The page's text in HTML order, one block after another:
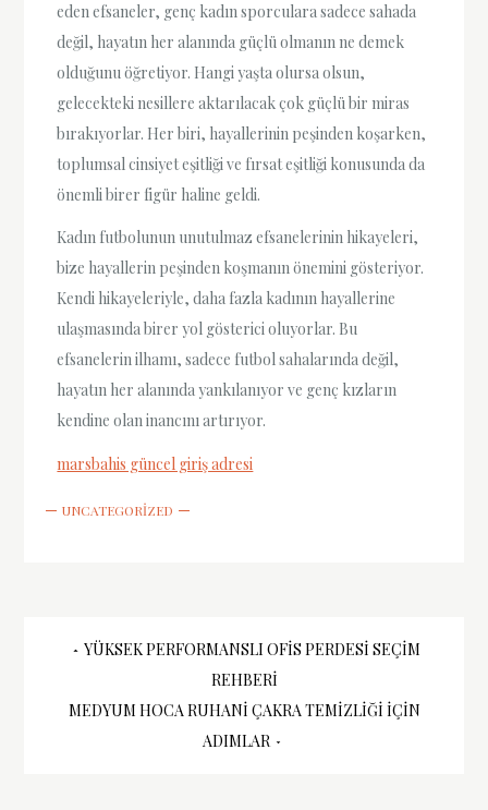
eden efsaneler, genç kadın sporculara sadece sahada
değil, hayatın her alanında güçlü olmanın ne demek
olduğunu öğretiyor. Hangi yaşta olursa olsun,
gelecekteki nesillere aktarılacak çok güçlü bir miras
bırakıyorlar. Her biri, hayallerinin peşinden koşarken,
toplumsal cinsiyet eşitliği ve fırsat eşitliği konusunda da
önemli birer figür haline geldi.
Kadın futbolunun unutulmaz efsanelerinin hikayeleri,
bize hayallerin peşinden koşmanın önemini gösteriyor.
Kendi hikayeleriyle, daha fazla kadının hayallerine
ulaşmasında birer yol gösterici oluyorlar. Bu
efsanelerin ilhamı, sadece futbol sahalarında değil,
hayatın her alanında yankılanıyor ve genç kızların
kendine olan inancını artırıyor.
marsbahis güncel giriş adresi
UNCATEGORIZED
Yazı
gezinmesi
YÜKSEK PERFORMANSLI OFIS PERDESI SEÇIM
REHBERI
MEDYUM HOCA RUHANI ÇAKRA TEMIZLIĞI İÇIN
ADIMLAR